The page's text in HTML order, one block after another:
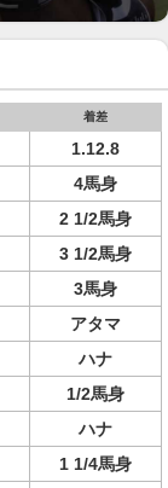
着差
1.12.8
4馬身
2 1/2馬身
3 1/2馬身
3馬身
アタマ
ハナ
1/2馬身
ハナ
1 1/4馬身